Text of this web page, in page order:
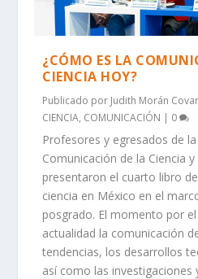
¿CÓMO ES LA
CIENCIA HOY?
Publicado por Judith Morán
CIENCIA, COMUNICACIÓN | 0
Profesores y egresados de
Comunicación de la Ciencia
presentaron el cuarto libro
ciencia en México en el
posgrado. El momento por
actualidad la comunicación
tendencias, los desarrollos
así como las investigaciones